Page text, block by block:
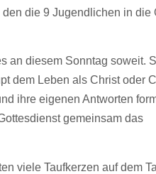
die 9 Jugendlichen in die
an diesem Sonntag soweit.
dem Leben als Christ oder
ihre eigenen Antworten
gemeinsam das
viele Taufkerzen auf dem